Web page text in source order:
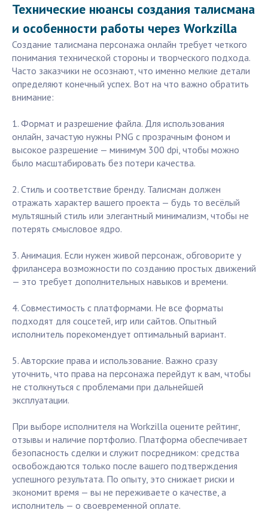
Технические нюансы создания талисмана
и особенности работы через Workzilla
Создание талисмана персонажа онлайн требует четкого
понимания технической стороны и творческого подхода.
Часто заказчики не осознают, что именно мелкие детали
определяют конечный успех. Вот на что важно обратить
внимание:
1. Формат и разрешение файла. Для использования
онлайн, зачастую нужны PNG с прозрачным фоном и
высокое разрешение — минимум 300 dpi, чтобы можно
было масштабировать без потери качества.
2. Стиль и соответствие бренду. Талисман должен
отражать характер вашего проекта — будь то весёлый
мультяшный стиль или элегантный минимализм, чтобы не
потерять смысловое ядро.
3. Анимация. Если нужен живой персонаж, обговорите у
фрилансера возможности по созданию простых движений
— это требует дополнительных навыков и времени.
4. Совместимость с платформами. Не все форматы
подходят для соцсетей, игр или сайтов. Опытный
исполнитель порекомендует оптимальный вариант.
5. Авторские права и использование. Важно сразу
уточнить, что права на персонажа перейдут к вам, чтобы
не столкнуться с проблемами при дальнейшей
эксплуатации.
При выборе исполнителя на Workzilla оцените рейтинг,
отзывы и наличие портфолио. Платформа обеспечивает
безопасность сделки и служит посредником: средства
освобождаются только после вашего подтверждения
успешного результата. По опыту, это снижает риски и
экономит время — вы не переживаете о качестве, а
исполнитель — о своевременной оплате.